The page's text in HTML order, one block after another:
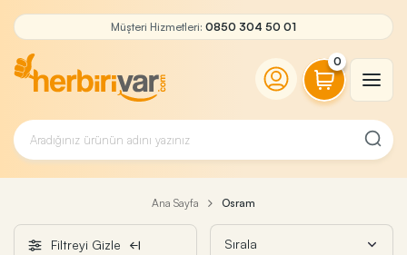
Müşteri Hizmetleri: 0850 304 50 01
0
Ana Sayfa Osram
Filtreyi Gizle